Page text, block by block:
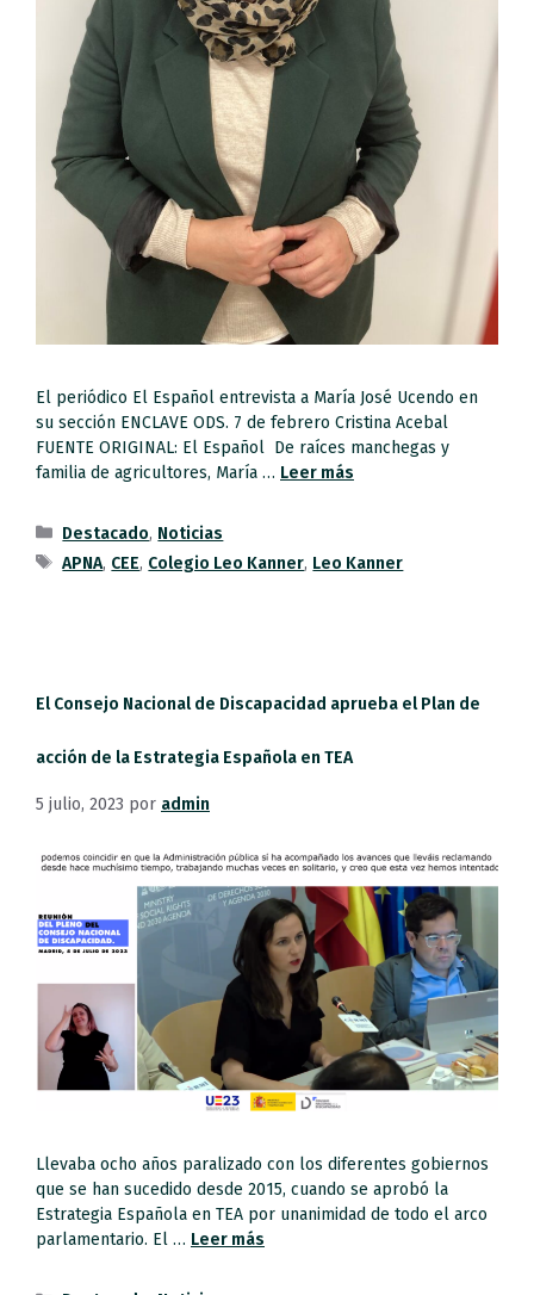
El periódico El Español entrevista a María José Ucendo en
su sección ENCLAVE ODS. 7 de febrero Cristina Acebal
FUENTE ORIGINAL: El Español De raíces manchegas y
familia de agricultores, María … Leer más
Destacado, Noticias
APNA, CEE, Colegio Leo Kanner, Leo Kanner
El Consejo Nacional de Discapacidad aprueba el Plan de
acción de la Estrategia Española en TEA
5 julio, 2023 por admin
Llevaba ocho años paralizado con los diferentes gobiernos
que se han sucedido desde 2015, cuando se aprobó la
Estrategia Española en TEA por unanimidad de todo el arco
parlamentario. El … Leer más